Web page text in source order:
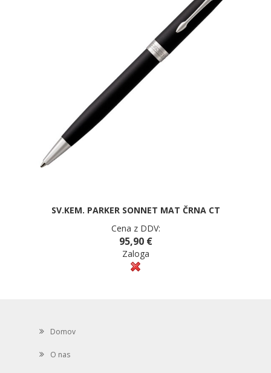
SV.KEM. PARKER SONNET MAT ČRNA CT
Cena z DDV:
95,90 €
Zaloga
Domov
O nas